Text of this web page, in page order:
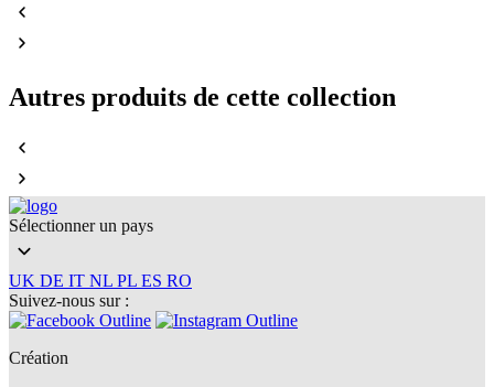
Autres produits de cette collection
Sélectionner un pays
UK DE IT NL PL ES RO
Suivez-nous sur :
Création